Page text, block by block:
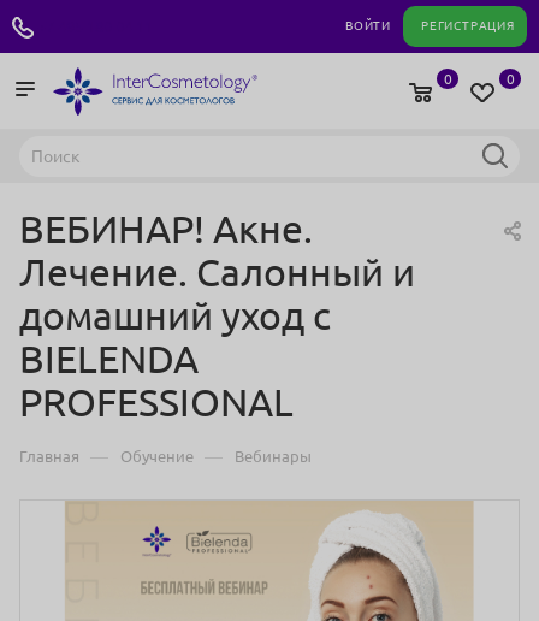
ВОЙТИ РЕГИСТРАЦИЯ
0
0
ВЕБИНАР! Акне.
Лечение. Салонный и
домашний уход с
BIELENDA
PROFESSIONAL
Главная — Обучение — Вебинары